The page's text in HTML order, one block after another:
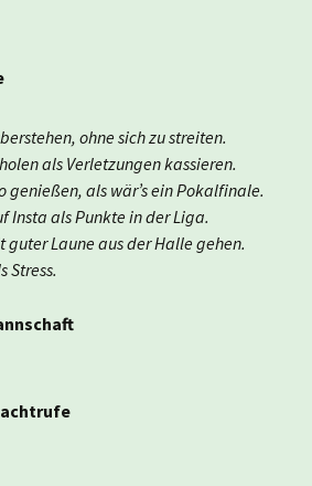
ohne sich zu streiten.
als Verletzungen kassieren.
genießen, als wär’s ein Pokalfinale.
Insta als Punkte in der Liga.
guter Laune aus der Halle gehen.
Stress.